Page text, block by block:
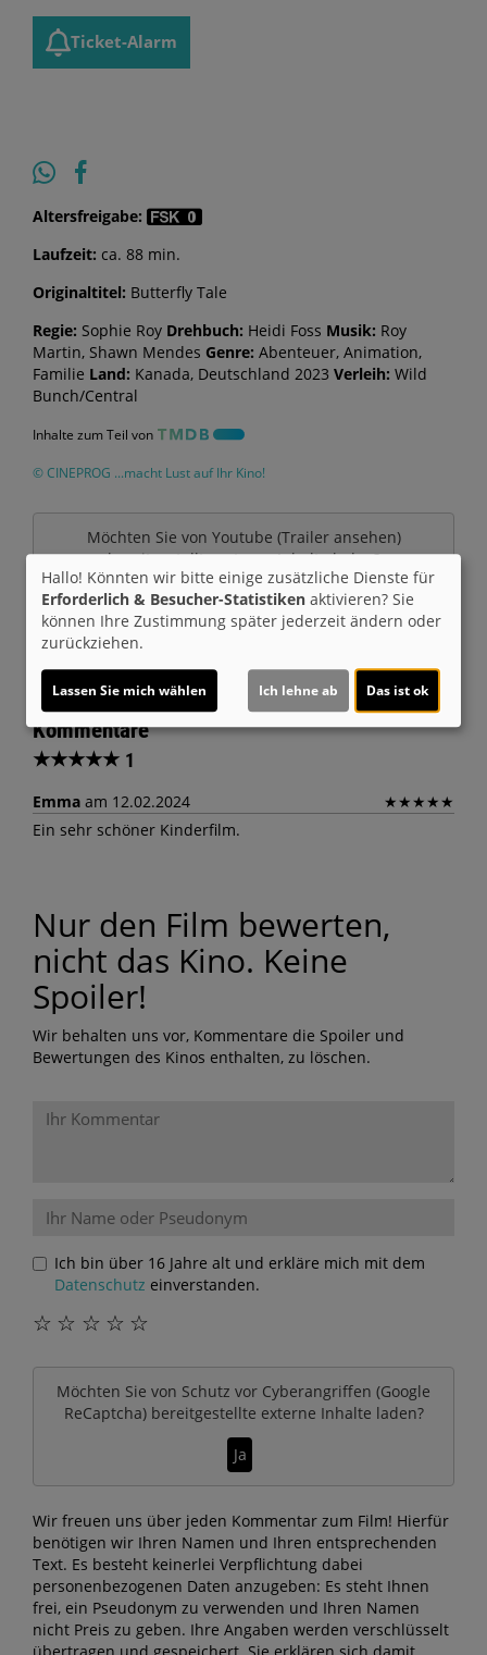
Ticket-Alarm
Altersfreigabe:
Laufzeit: ca. 88 min.
Originaltitel: Butterfly Tale
Regie: Sophie Roy Drehbuch: Heidi Foss Musik: Roy
Martin, Shawn Mendes Genre: Abenteuer, Animation,
Familie Land: Kanada, Deutschland 2023 Verleih: Wild
Bunch/Central
Inhalte zum Teil von
© CINEPROG ...macht Lust auf Ihr Kino!
Möchten Sie von Youtube (Trailer ansehen)
bereitgestellte externe Inhalte laden?
Ja
Kommentare
★★★★★ 1
Emma am 12.02.2024 ★★★★★
Ein sehr schöner Kinderfilm.
Nur den Film bewerten,
nicht das Kino. Keine
Spoiler!
Wir behalten uns vor, Kommentare die Spoiler und
Bewertungen des Kinos enthalten, zu löschen.
Ich bin über 16 Jahre alt und erkläre mich mit dem
Datenschutz einverstanden.
☆
☆
☆
☆
☆
Möchten Sie von Schutz vor Cyberangriffen (Google
ReCaptcha)bereitgestellte externe Inhalte laden?
Ja
Wir freuen uns über jeden Kommentar zum Film! Hierfür
benötigen wir Ihren Namen und Ihren entsprechenden
Text. Es besteht keinerlei Verpflichtung dabei
personenbezogenen Daten anzugeben: Es steht Ihnen
frei, ein Pseudonym zu verwenden und Ihren Namen
nicht Preis zu geben. Ihre Angaben werden verschlüsselt
übertragen und gespeichert. Sie erklären sich damit
Hallo! Könnten wir bitte einige zusätzliche Dienste für
Erforderlich & Besucher-Statistiken aktivieren? Sie
können Ihre Zustimmung später jederzeit ändern oder
zurückziehen.
Lassen Sie mich wählen Ich lehne ab Das ist ok